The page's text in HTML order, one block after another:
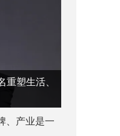
重塑生活、
、产业是一